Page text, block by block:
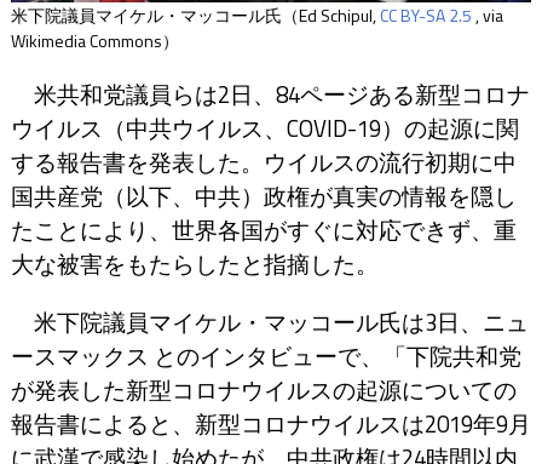
米下院議員マイケル・マッコール氏（Ed Schipul,CC BY-SA 2.5 , via
Wikimedia Commons）
米共和党議員らは2日、84ページある新型コロナ
ウイルス（中共ウイルス、COVID-19）の起源に関
する報告書を発表した。ウイルスの流行初期に中
国共産党（以下、中共）政権が真実の情報を隠し
たことにより、世界各国がすぐに対応できず、重
大な被害をもたらしたと指摘した。
米下院議員マイケル・マッコール氏は3日、ニュ
ースマックス とのインタビューで、「下院共和党
が発表した新型コロナウイルスの起源についての
報告書によると、新型コロナウイルスは2019年9月